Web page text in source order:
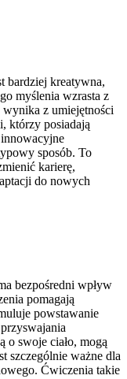
bardziej kreatywna,
myślenia wzrasta z
z umiejętności
którzy posiadają
sposób. To
karierę,
do nowych
bezpośredni wpływ
pomagają
powstawanie
o swoje ciało, mogą
szczególnie ważne dla
Ćwiczenia takie